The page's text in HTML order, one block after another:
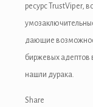
ресурс TrustViper,
дающие
биржевых адептов
нашли дурака.
Share